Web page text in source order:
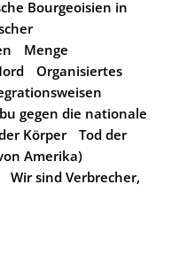
Bourgeoisien in
Menge
Organisiertes
gegen die nationale
Körper
Tod der
Amerika)
Wir sind Verbrecher,